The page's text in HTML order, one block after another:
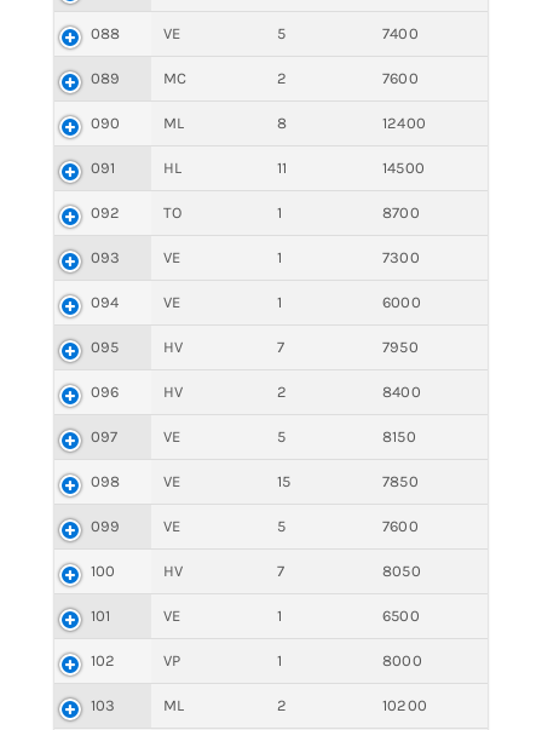
088 VE 5 7400
089 MC 2 7600
090 ML 8 12400
091 HL 11 14500
092 TO 1 8700
093 VE 1 7300
094 VE 1 6000
095 HV 7 7950
096 HV 2 8400
097 VE 5 8150
098 VE 15 7850
099 VE 5 7600
100 HV 7 8050
101 VE 1 6500
102 VP 1 8000
103 ML 2 10200